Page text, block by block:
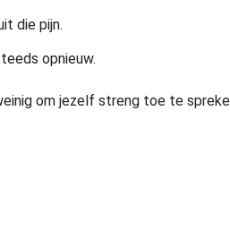
die pijn.
opnieuw.
om jezelf streng toe te